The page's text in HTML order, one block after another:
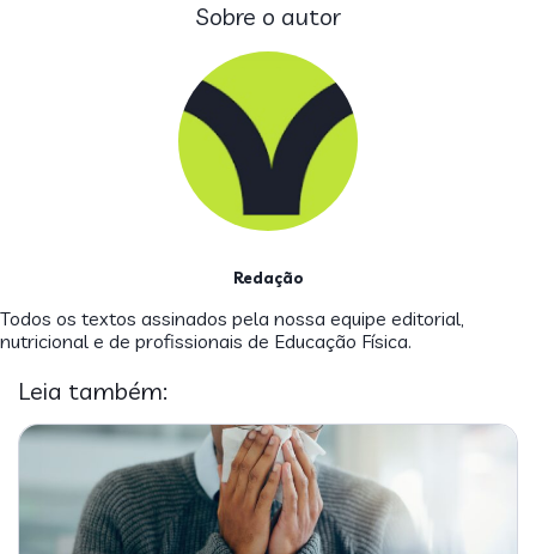
Sobre o autor
Redação
Todos os textos assinados pela nossa equipe editorial,
nutricional e de profissionais de Educação Física.
Leia também: